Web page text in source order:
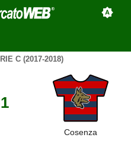
C (2017-2018)
Cosenza